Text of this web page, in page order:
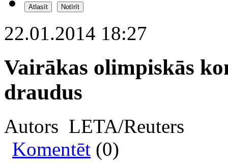
22.01.2014 18:27
Vairākas olimpiskās
draudus
Autors LETA/Reuters
Komentēt (0)